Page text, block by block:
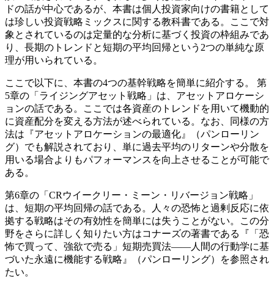
ドの話が中心であるが、本書は個人投資家向けの書籍として
は珍しい投資戦略ミックスに関する教科書である。ここで対
象とされているのは定量的な分析に基づく投資の枠組みであ
り、長期のトレンドと短期の平均回帰という2つの単純な原
理が用いられている。
ここで以下に、本書の4つの基幹戦略を簡単に紹介する。 第
5章の「ライジングアセット戦略」は、アセットアロケーシ
ョンの話である。ここでは各資産のトレンドを用いて機動的
に資産配分を変える方法が述べられている。なお、同様の方
法は『アセットアロケーションの最適化』（パンローリン
グ）でも解説されており、単に過去平均のリターンや分散を
用いる場合よりもパフォーマンスを向上させることが可能で
ある。
第6章の「CRウイークリー・ミーン・リバージョン戦略」
は、短期の平均回帰の話である。人々の恐怖と過剰反応に依
拠する戦略はその有効性を簡単には失うことがない。この分
野をさらに詳しく知りたい方はコナーズの著書である『「恐
怖で買って、強欲で売る」短期売買法――人間の行動学に基
づいた永遠に機能する戦略』（パンローリング）を参照され
たい。